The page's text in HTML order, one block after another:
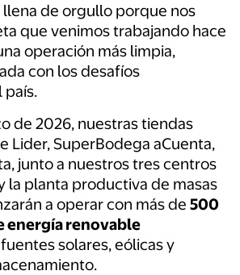
llena de orgullo porque nos
que venimos trabajando hace
operación más limpia,
con los desafíos
país.
de 2026, nuestras tiendas
Lider, SuperBodega aCuenta,
junto a nuestros tres centros
la planta productiva de masas
a operar con más de 500
energía renovable
solares, eólicas y